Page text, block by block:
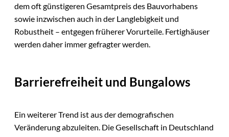
dem oft günstigeren Gesamtpreis des Bauvorhabens
sowie inzwischen auch in der Langlebigkeit und
Robustheit – entgegen früherer Vorurteile. Fertighäuser
werden daher immer gefragter werden.
Barrierefreiheit und Bungalows
Ein weiterer Trend ist aus der demografischen
Veränderung abzuleiten. Die Gesellschaft in Deutschland